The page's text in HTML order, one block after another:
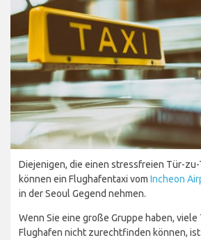
Diejenigen, die einen stressfreien Tür-
können ein Flughafentaxi vom Incheon
in der Seoul Gegend nehmen.
Wenn Sie eine große Gruppe haben, viele
Flughafen nicht zurechtfinden können,